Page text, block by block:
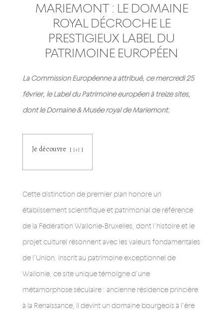
MARIEMONT : LE DOMAINE
ROYAL DÉCROCHE LE
PRESTIGIEUX LABEL DU
PATRIMOINE EUROPÉEN
La Commission Européenne a attribué, ce mercredi 25
février, le Label du Patrimoine européen à treize sites,
dont le Domaine & Musée royal de Mariemont.
Je découvre [+]
Cette distinction de premier plan honore un
établissement scientifique et patrimonial de référence
de la Fédération Wallonie-Bruxelles, dont l’histoire et le
projet culturel résonnent avec les valeurs fondamentales
de l’Union. Inscrit au patrimoine exceptionnel de
Wallonie, ce site unique témoigne d’une
métamorphose séculaire : ancienne résidence princière
à la Renaissance, il devint un domaine bourgeois à l’ère